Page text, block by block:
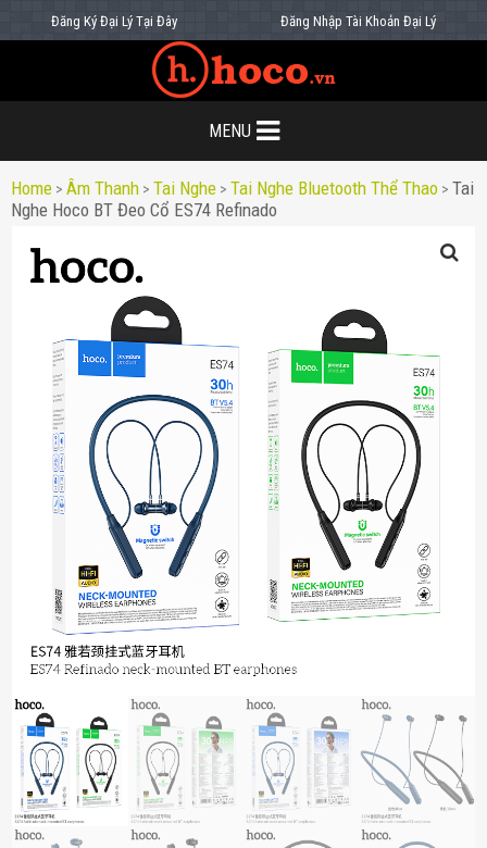
Đăng Ký Đại Lý Tại Đây Đăng Nhập Tài Khoản Đại Lý
MENU
Home > Âm Thanh > Tai Nghe > Tai Nghe Bluetooth Thể Thao > Tai
Nghe Hoco BT Đeo Cổ ES74 Refinado